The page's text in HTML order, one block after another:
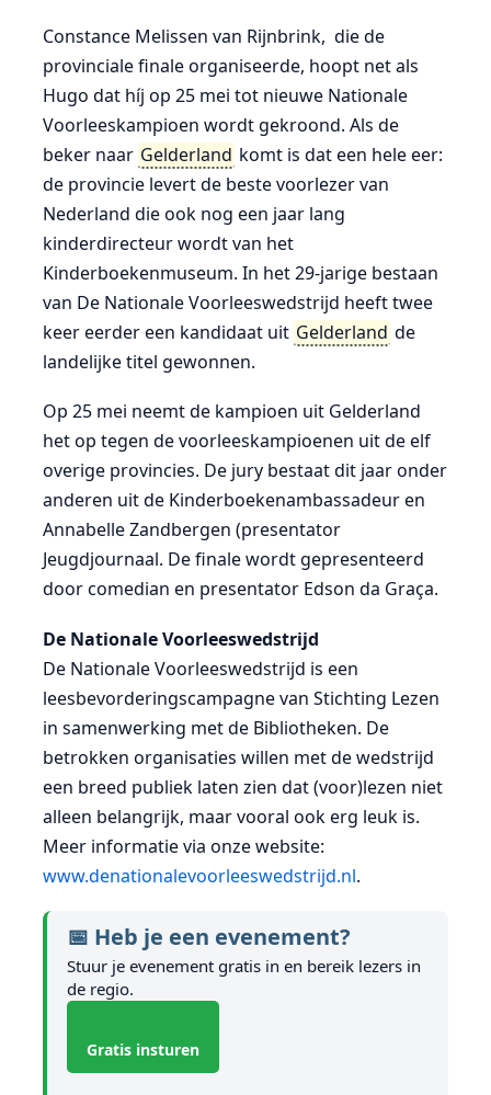
Constance Melissen van Rijnbrink, die de
provinciale finale organiseerde, hoopt net als
Hugo dat híj op 25 mei tot nieuwe Nationale
Voorleeskampioen wordt gekroond. Als de
beker naar Gelderland komt is dat een hele eer:
de provincie levert de beste voorlezer van
Nederland die ook nog een jaar lang
kinderdirecteur wordt van het
Kinderboekenmuseum. In het 29-jarige bestaan
van De Nationale Voorleeswedstrijd heeft twee
keer eerder een kandidaat uit Gelderland de
landelijke titel gewonnen.
Op 25 mei neemt de kampioen uit Gelderland
het op tegen de voorleeskampioenen uit de elf
overige provincies. De jury bestaat dit jaar onder
anderen uit de Kinderboekenambassadeur en
Annabelle Zandbergen (presentator
Jeugdjournaal. De finale wordt gepresenteerd
door comedian en presentator Edson da Graça.
De Nationale Voorleeswedstrijd
De Nationale Voorleeswedstrijd is een
leesbevorderingscampagne van Stichting Lezen
in samenwerking met de Bibliotheken. De
betrokken organisaties willen met de wedstrijd
een breed publiek laten zien dat (voor)lezen niet
alleen belangrijk, maar vooral ook erg leuk is.
Meer informatie via onze website:
www.denationalevoorleeswedstrijd.nl.
📅 Heb je een evenement?
Stuur je evenement gratis in en bereik lezers in
de regio.
Gratis insturen